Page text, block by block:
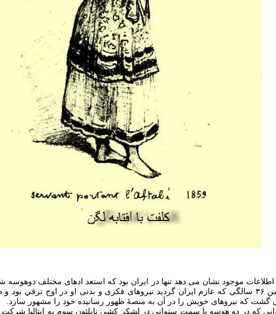
اطلاعات موجود نشان می دهد تنها در ایران بود که استعد ادهای مختلف دوهوسه
چون در سن ۳۶ سالگی که عازم ایران گردید نیروهای فکری و بدنی او در اوج ترقي بود
گشت که نیروهای خویش را در آن به منصۀ ظهور رسانیده خود را مشهور سازد.
که در دو هوسه با سمت ستوانی در لشکر کشی ناپلئون سوم به ایتالیا